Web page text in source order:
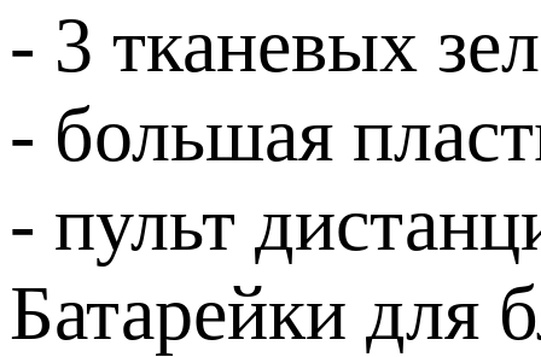
- 3 тканевых
- большая
- пульт
Батарейки для